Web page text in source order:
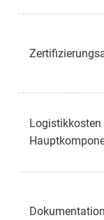
Logistikkosten